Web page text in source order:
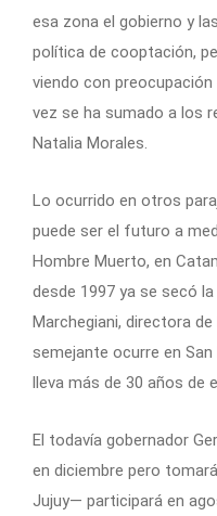
esa zona el gobierno y
política de cooptación,
viendo con
vez se ha sumado a los
Natalia Morales.
Lo ocurrido en otros
puede ser el futuro a
Hombre Muerto, en
desde 1997 ya se secó
Marchegiani, directora
semejante ocurre en
lleva más de 30 años de
El todavía gobernador
en diciembre pero
Jujuy— participará en